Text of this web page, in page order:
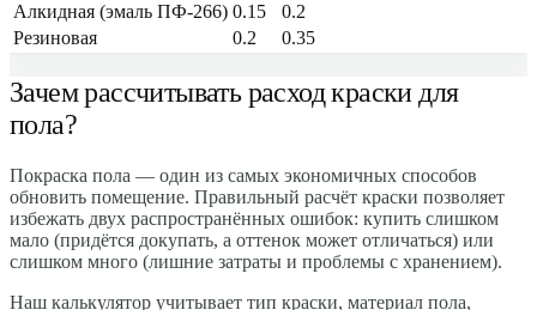
Алкидная (эмаль ПФ-266) 0.15
0.2
Резиновая
0.2 0.35
Зачем рассчитывать расход краски для
пола?
Покраска пола — один из самых экономичных способов
обновить помещение. Правильный расчёт краски позволяет
избежать двух распространённых ошибок: купить слишком
мало (придётся докупать, а оттенок может отличаться) или
слишком много (лишние затраты и проблемы с хранением).
Наш калькулятор учитывает тип краски, материал пола,